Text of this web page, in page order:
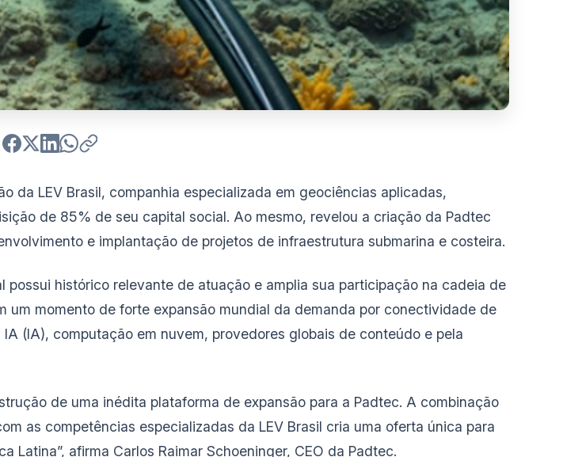
da LEV Brasil, companhia especializada em geociências aplicadas,
de 85% de seu capital social. Ao mesmo, revelou a criação da Padtec
e implantação de projetos de infraestrutura submarina e costeira.
histórico relevante de atuação e amplia sua participação na cadeia de
momento de forte expansão mundial da demanda por conectividade de
(IA), computação em nuvem, provedores globais de conteúdo e pela
de uma inédita plataforma de expansão para a Padtec. A combinação
as competências especializadas da LEV Brasil cria uma oferta única para
afirma Carlos Raimar Schoeninger, CEO da Padtec.